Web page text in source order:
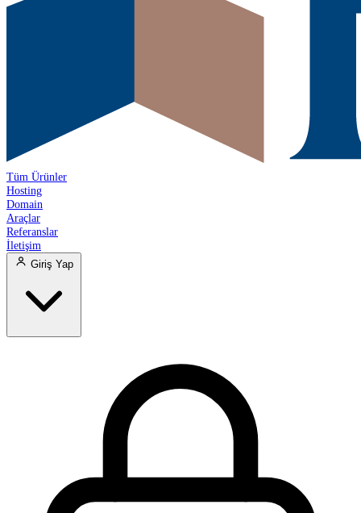
Tüm Ürünler
Hosting
Domain
Araçlar
Referanslar
İletişim
Giriş Yap